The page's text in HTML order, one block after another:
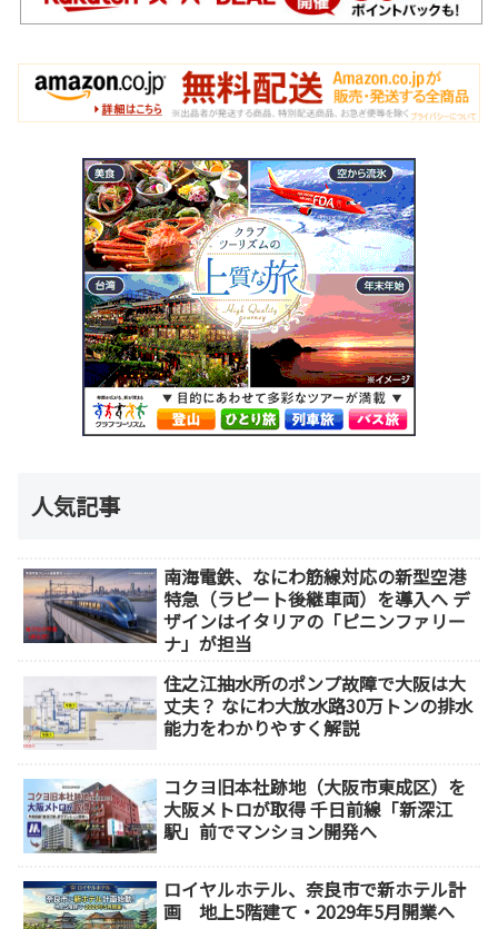
人気記事
南海電鉄、なにわ筋線対応の新型空港
特急（ラピート後継車両）を導入へ デ
ザインはイタリアの「ピニンファリー
ナ」が担当
住之江抽水所のポンプ故障で大阪は大
丈夫？ なにわ大放水路30万トンの排水
能力をわかりやすく解説
コクヨ旧本社跡地（大阪市東成区）を
大阪メトロが取得 千日前線「新深江
駅」前でマンション開発へ
ロイヤルホテル、奈良市で新ホテル計
画 地上5階建て・2029年5月開業へ